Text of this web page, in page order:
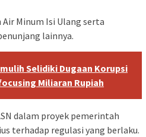
Air Minum Isi Ulang serta
lainnya.
Selidiki Dugaan Korupsi
Miliaran Rupiah
dalam proyek pemerintah
terhadap regulasi yang berlaku.